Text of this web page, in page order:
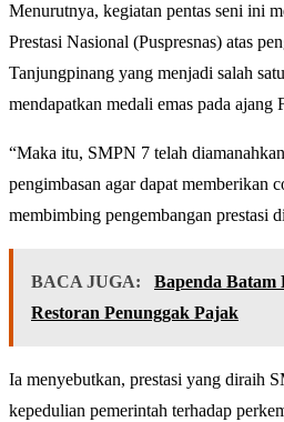
Menurutnya, kegiatan pentas seni ini
Prestasi Nasional (Puspresnas) atas
Tanjungpinang yang menjadi salah
mendapatkan medali emas pada
“Maka itu, SMPN 7 telah
pengimbasan agar dapat memberikan
membimbing pengembangan prestasi
BACA JUGA:
Bapenda Batam
Restoran Penunggak Pajak
Ia menyebutkan, prestasi yang diraih
kepedulian pemerintah terhadap